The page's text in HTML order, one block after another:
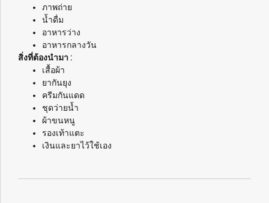
ภาพถ่าย
น้ำดื่ม
อาหารว่าง
อาหารกลางวัน
สิ่งที่ต้องนำมา :
เสื้อผ้า
ยากันยุง
ครีมกันแดด
ชุดว่ายน้ำ
ผ้าขนหนู
รองเท้าแตะ
เงินและยาไว้ใช้เอง